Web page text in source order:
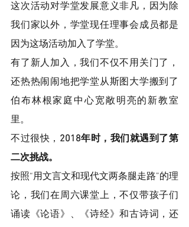
这次活动对学堂发展意义非凡，因为除
我们家以外，学堂现任理事会成员都是
因为这场活动加入了学堂。
有了新人加入，我们不仅不用关门了，
还热热闹闹地把学堂从斯图大学搬到了
伯布林根家庭中心宽敞明亮的新教室
里。
不过很快， 2018年时，我们就遇到了第
二次挑战。
按照“用文言文和现代文两条腿走路”的理
论，我们在周六课堂上，不仅带孩子们
诵读《论语》、《诗经》和古诗词，还